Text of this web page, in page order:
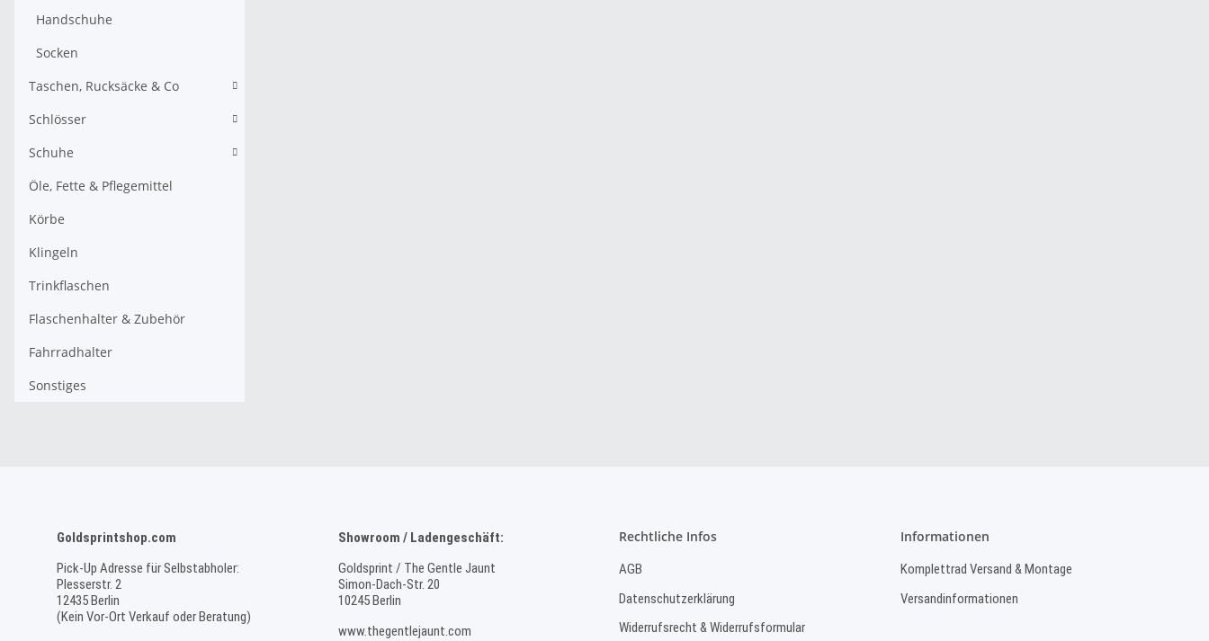
Handschuhe
Socken
Taschen, Rucksäcke & Co
Schlösser
Schuhe
Öle, Fette & Pflegemittel
Körbe
Klingeln
Trinkflaschen
Flaschenhalter & Zubehör
Fahrradhalter
Sonstiges
Goldsprintshop.com
Pick-Up Adresse für Selbstabholer:
Plesserstr. 2
12435 Berlin
(Kein Vor-Ort Verkauf oder Beratung)
Showroom / Ladengeschäft:
Goldsprint / The Gentle Jaunt
Simon-Dach-Str. 20
10245 Berlin
www.thegentlejaunt.com
Rechtliche Infos
AGB
Datenschutzerklärung
Widerrufsrecht & Widerrufsformular
Informationen
Komplettrad Versand & Montage
Versandinformationen